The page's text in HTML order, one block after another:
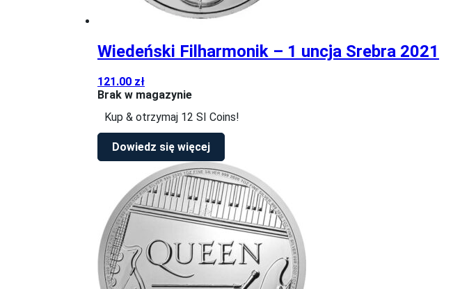
Wiedeński Filharmonik – 1 uncja Srebra 2021
121.00 zł
Brak w magazynie
Kup & otrzymaj 12 SI Coins!
Dowiedz się więcej